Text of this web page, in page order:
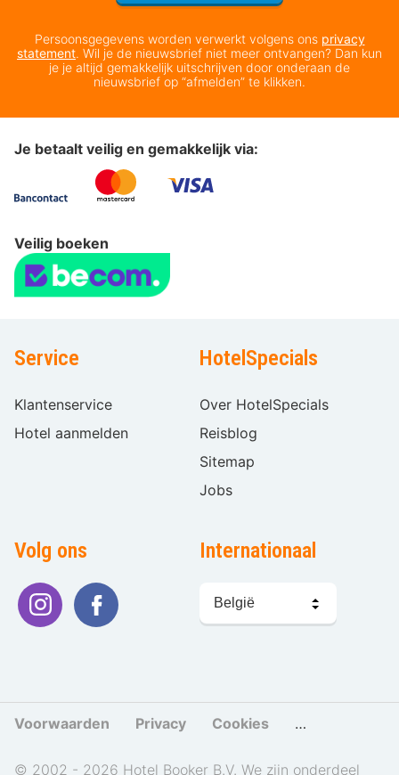
Persoonsgegevens worden verwerkt volgens ons privacy
statement. Wil je de nieuwsbrief niet meer ontvangen? Dan kun
je je altijd gemakkelijk uitschrijven door onderaan de
nieuwsbrief op “afmelden” te klikken.
Je betaalt veilig en gemakkelijk via:
Veilig boeken
Service
Klantenservice
Hotel aanmelden
HotelSpecials
Over HotelSpecials
Reisblog
Sitemap
Jobs
Volg ons Internationaal
kiezen
Voorwaarden Privacy Cookies Cookies
© 2002 - 2026 Hotel Booker B.V. We zijn onderdeel